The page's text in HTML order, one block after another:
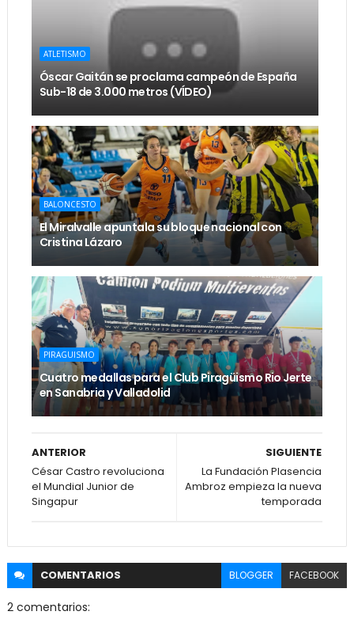
ATLETISMO
Óscar Gaitán se proclama campeón de España
Sub-18 de 3.000 metros (VÍDEO)
BALONCESTO
El Miralvalle apuntala su bloque nacional con
Cristina Lázaro
PIRAGUISMO
Cuatro medallas para el Club Piragüismo Rio Jerte
en Sanabria y Valladolid
SIGUIENTE
La Fundación Plasencia
Ambroz empieza la nueva
temporada
ANTERIOR
César Castro revoluciona
el Mundial Junior de
Singapur
COMENTARIOS BLOGGER FACEBOOK
2 comentarios: